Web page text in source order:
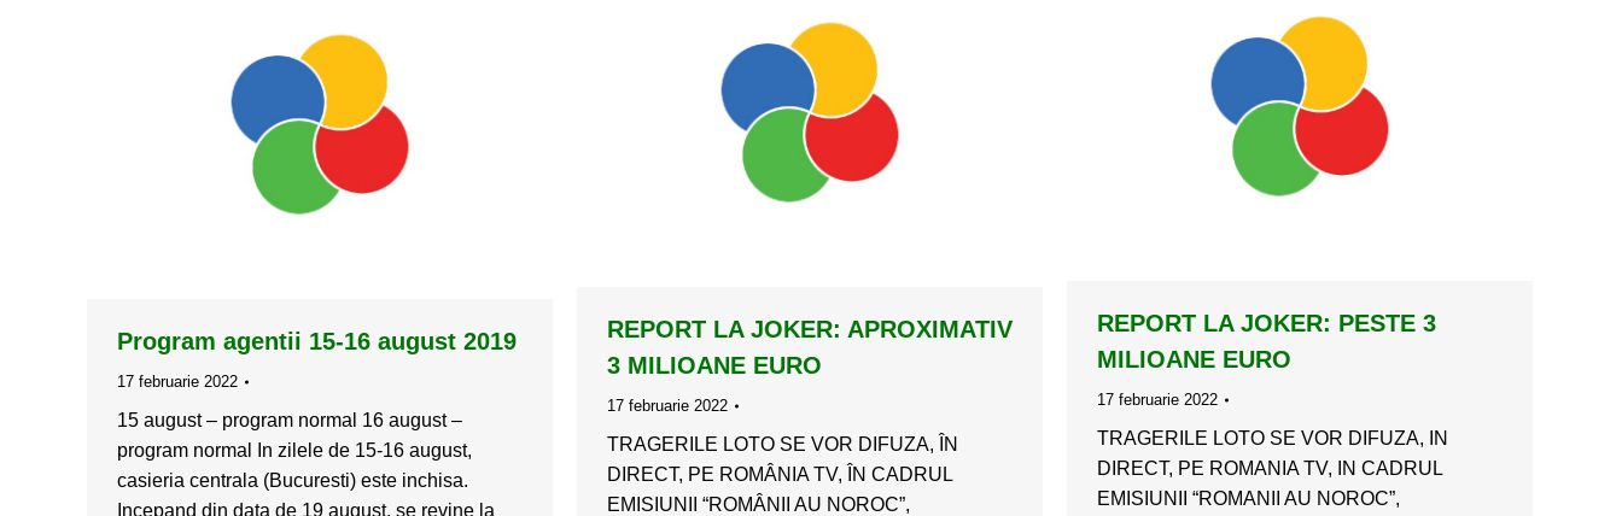
REPORT LA JOKER: PESTE 3
MILIOANE EURO
17 februarie 2022
TRAGERILE LOTO SE VOR DIFUZA, IN
DIRECT, PE ROMANIA TV, IN CADRUL
EMISIUNII “ROMANII AU NOROC”,
REPORT LA JOKER: APROXIMATIV
3 MILIOANE EURO
17 februarie 2022
TRAGERILE LOTO SE VOR DIFUZA, ÎN
DIRECT, PE ROMÂNIA TV, ÎN CADRUL
EMISIUNII “ROMÂNII AU NOROC”,
Program agentii 15-16 august 2019
17 februarie 2022
15 august – program normal 16 august –
program normal In zilele de 15-16 august,
casieria centrala (Bucuresti) este inchisa.
Incepand din data de 19 august, se revine la